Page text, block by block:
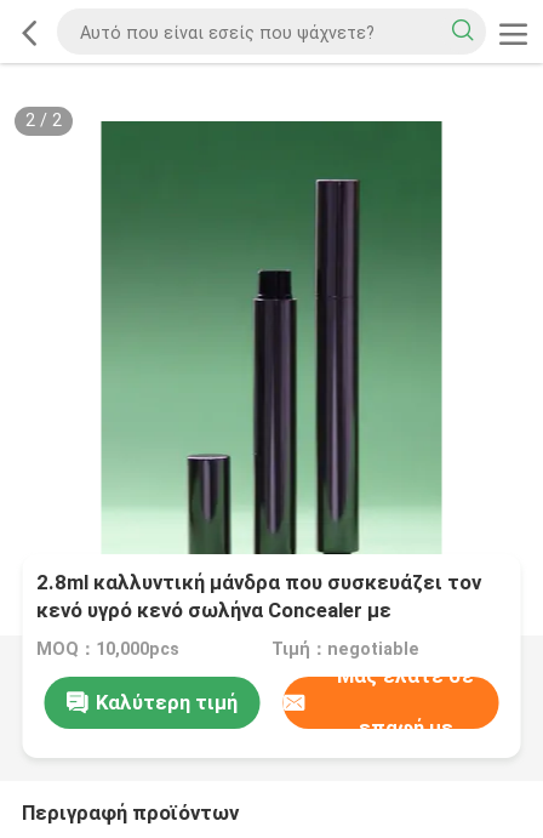
2/ 2
2.8ml καλλυντική μάνδρα που συσκευάζει τον
κενό υγρό κενό σωλήνα Concealer με
Applicators
MOQ：10,000pcs Τιμή：negotiable
Καλύτερη τιμή
Μας ελάτε σε
επαφή με
Περιγραφή προϊόντων